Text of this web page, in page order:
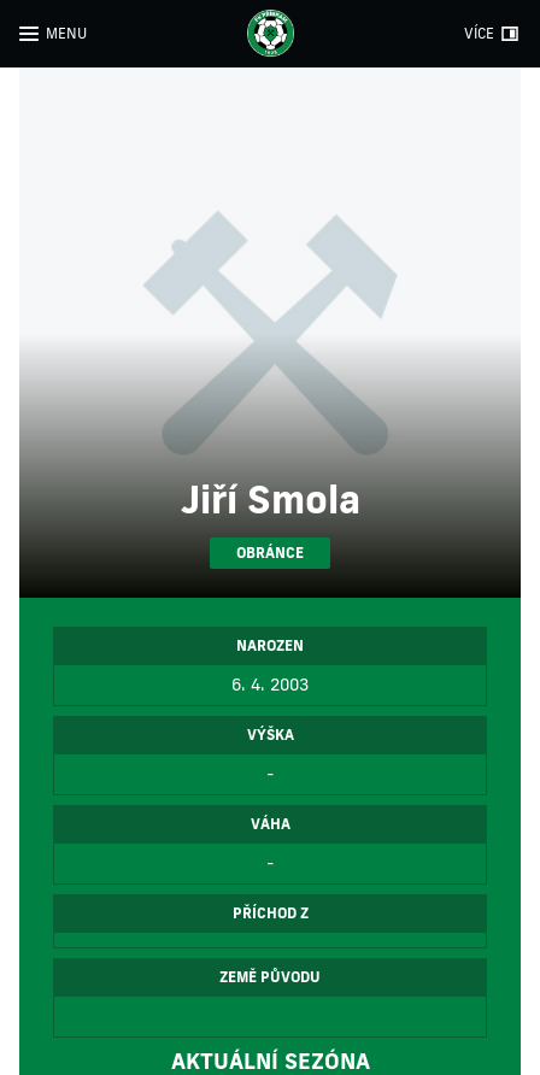
MENU VÍCE
Jiří Smola
OBRÁNCE
NAROZEN
6. 4. 2003
VÝŠKA
-
VÁHA
-
PŘÍCHOD Z
ZEMĚ PŮVODU
AKTUÁLNÍ SEZÓNA